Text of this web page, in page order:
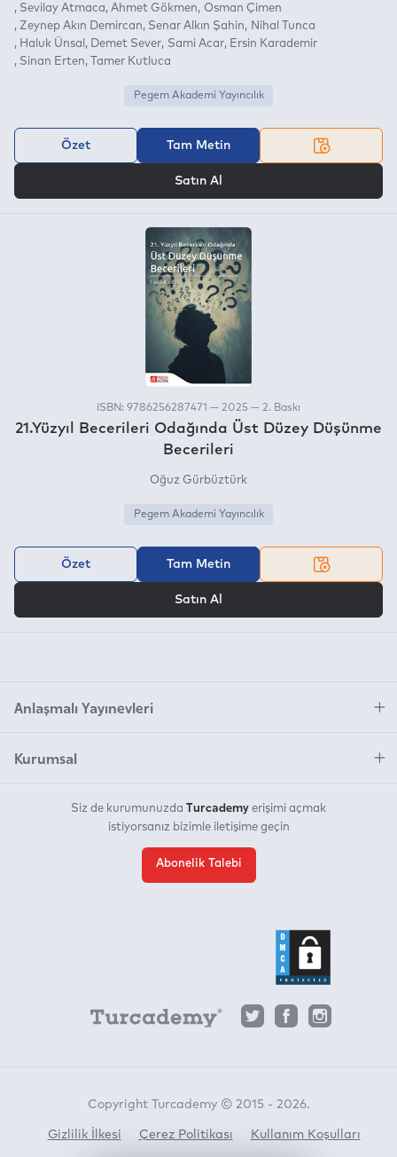
Sevilay Atmaca Ahmet Gökmen
Osman Çimen
Zeynep Akın Demircan
Senar Alkın Şahin
Nihal Tunca
Haluk Ünsal
Demet Sever Sami Acar
Ersin Karademir
Sinan Erten
Tamer Kutluca
Pegem Akademi Yayıncılık
Özet Tam Metin
Satın Al
ISBN: 9786256287471 — 2025 — 2. Baskı
21.Yüzyıl Becerileri Odağında Üst Düzey Düşünme
Becerileri
Oğuz Gürbüztürk
Pegem Akademi Yayıncılık
Özet Tam Metin
Satın Al
Anlaşmalı Yayınevleri
Kurumsal
Siz de kurumunuzda Turcademy erişimi açmak
istiyorsanız bizimle iletişime geçin
Abonelik Talebi
Copyright Turcademy © 2015 - 2026.
Gizlilik İlkesi Çerez Politikası Kullanım Koşulları